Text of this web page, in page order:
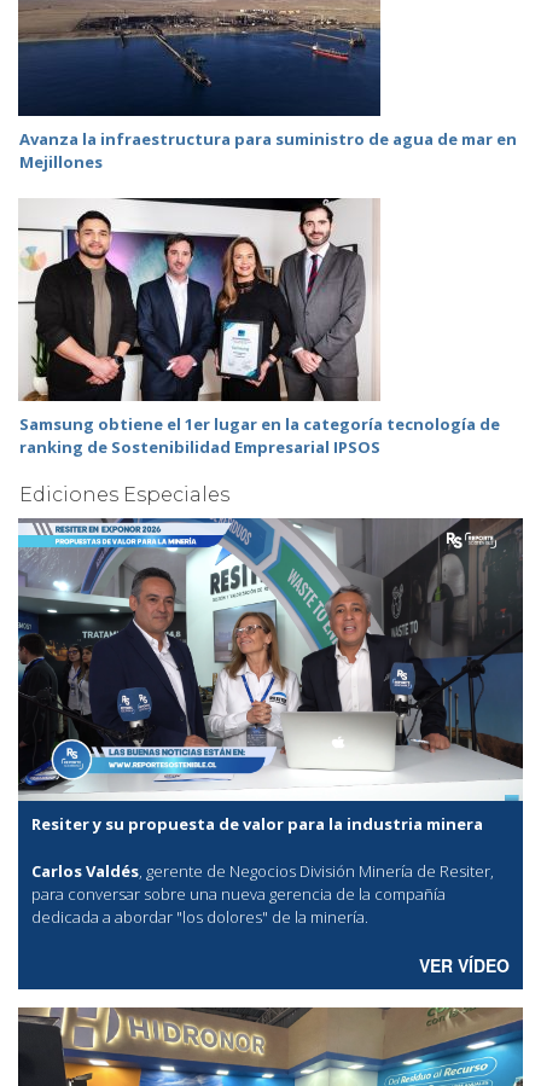
Avanza la infraestructura para suministro de agua de mar en
Mejillones
Samsung obtiene el 1er lugar en la categoría tecnología de
ranking de Sostenibilidad Empresarial IPSOS
Ediciones Especiales
Resiter y su propuesta de valor para la industria minera
Carlos Valdés, gerente de Negocios División Minería de Resiter,
para conversar sobre una nueva gerencia de la compañía
dedicada a abordar "los dolores" de la minería.
VER VÍDEO